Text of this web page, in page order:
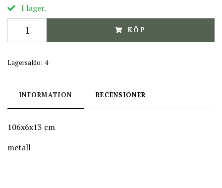
I lager.
KÖP
Lagersaldo: 4
INFORMATION RECENSIONER
106x6x13 cm
metall